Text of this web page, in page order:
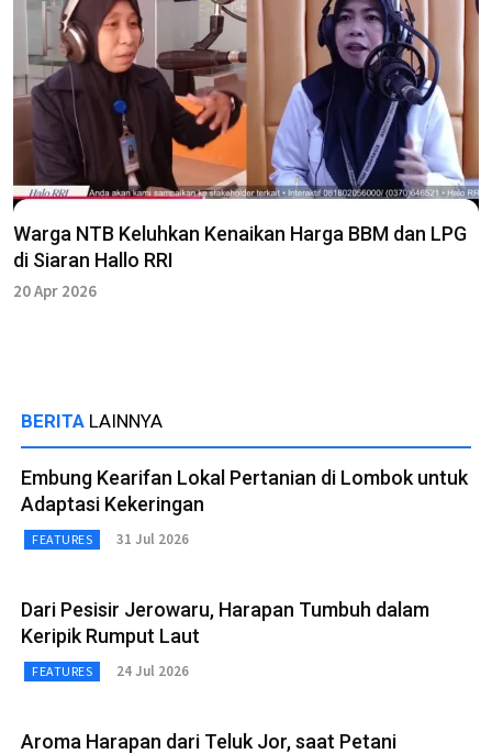
Warga NTB Keluhkan Kenaikan Harga BBM dan LPG
di Siaran Hallo RRI
20 Apr 2026
BERITA LAINNYA
Embung Kearifan Lokal Pertanian di Lombok untuk
Adaptasi Kekeringan
FEATURES 31 Jul 2026
Dari Pesisir Jerowaru, Harapan Tumbuh dalam
Keripik Rumput Laut
FEATURES 24 Jul 2026
Aroma Harapan dari Teluk Jor, saat Petani